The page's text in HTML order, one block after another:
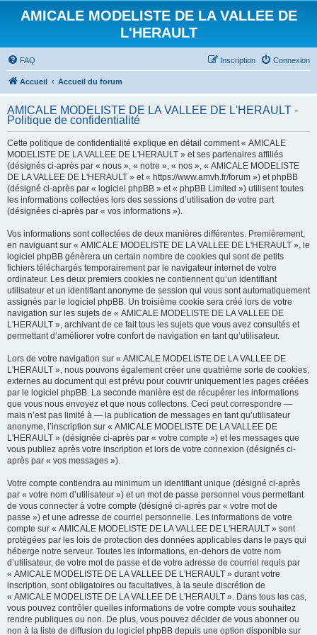
AMICALE MODELISTE DE LA VALLEE DE
L'HERAULT
FAQ Connexion
Inscription
Accueil Accueil du forum
AMICALE MODELISTE DE LA VALLEE DE L'HERAULT -
Politique de confidentialité
Cette politique de confidentialité explique en détail comment « AMICALE
MODELISTE DE LA VALLEE DE L'HERAULT » et ses partenaires affiliés
(désignés ci-après par « nous », « notre », « nos », « AMICALE MODELISTE
DE LA VALLEE DE L'HERAULT » et « https://www.amvh.fr/forum ») et phpBB
(désigné ci-après par « logiciel phpBB » et « phpBB Limited ») utilisent toutes
les informations collectées lors des sessions d’utilisation de votre part
(désignées ci-après par « vos informations »).
Vos informations sont collectées de deux manières différentes. Premièrement,
en naviguant sur « AMICALE MODELISTE DE LA VALLEE DE L'HERAULT », le
logiciel phpBB génèrera un certain nombre de cookies qui sont de petits
fichiers téléchargés temporairement par le navigateur internet de votre
ordinateur. Les deux premiers cookies ne contiennent qu’un identifiant
utilisateur et un identifiant anonyme de session qui vous sont automatiquement
assignés par le logiciel phpBB. Un troisième cookie sera créé lors de votre
navigation sur les sujets de « AMICALE MODELISTE DE LA VALLEE DE
L'HERAULT », archivant de ce fait tous les sujets que vous avez consultés et
permettant d’améliorer votre confort de navigation en tant qu’utilisateur.
Lors de votre navigation sur « AMICALE MODELISTE DE LA VALLEE DE
L'HERAULT », nous pouvons également créer une quatrième sorte de cookies,
externes au document qui est prévu pour couvrir uniquement les pages créées
par le logiciel phpBB. La seconde manière est de récupérer les informations
que vous nous envoyez et que nous collectons. Ceci peut correspondre —
mais n’est pas limité à — la publication de messages en tant qu’utilisateur
anonyme, l’inscription sur « AMICALE MODELISTE DE LA VALLEE DE
L'HERAULT » (désignée ci-après par « votre compte ») et les messages que
vous publiez après votre inscription et lors de votre connexion (désignés ci-
après par « vos messages »).
Votre compte contiendra au minimum un identifiant unique (désigné ci-après
par « votre nom d’utilisateur ») et un mot de passe personnel vous permettant
de vous connecter à votre compte (désigné ci-après par « votre mot de
passe ») et une adresse de courriel personnelle. Les informations de votre
compte sur « AMICALE MODELISTE DE LA VALLEE DE L'HERAULT » sont
protégées par les lois de protection des données applicables dans le pays qui
héberge notre serveur. Toutes les informations, en-dehors de votre nom
d’utilisateur, de votre mot de passe et de votre adresse de courriel requis par
« AMICALE MODELISTE DE LA VALLEE DE L'HERAULT » durant votre
inscription, sont obligatoires ou facultatives, à la seule discrétion de
« AMICALE MODELISTE DE LA VALLEE DE L'HERAULT ». Dans tous les cas,
vous pouvez contrôler quelles informations de votre compte vous souhaitez
rendre publiques ou non. De plus, vous pouvez décider de vous abonner ou
non à la liste de diffusion du logiciel phpBB depuis une option disponible sur